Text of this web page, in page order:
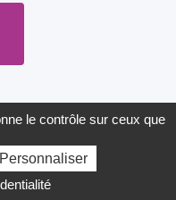
Mentions légales
le contrôle sur ceux que
Personnaliser